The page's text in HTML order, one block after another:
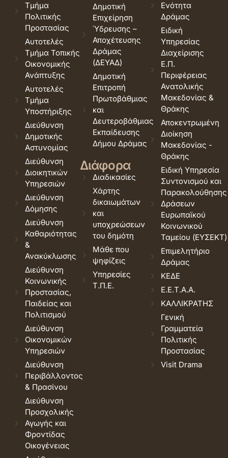
Τμήμα
Πολιτικής
Προστασίας
Αυτοτελές
Τμήμα Τοπικής
Οικονομικής
Ανάπτυξης
Αυτοτελές
Τμήμα
Υποστήριξης
Διεύθυνση
Δημοτικής
Αστυνομίας
Διεύθυνση
Διοικητικών
Υπηρεσιών
Διεύθυνση
Δόμησης
Διεύθυνση
Καθαριότητας
&
Ανακύκλωσης
Διεύθυνση
Κοινωνικής
Προστασίας,
Παιδείας και
Πολιτισμού
Διεύθυνση
Οικονομικών
Υπηρεσιών
Διεύθυνση
Περιβάλλοντος
& Πρασίνου
Διεύθυνση
Προσχολικής
Αγωγής και
Φροντίδας
Οικογένειας
Δημοτική
Επιχείρηση
Ύδρευσης –
Αποχέτευσης
Δράμας
(ΔΕΥΑΔ)
Δημοτική
Επιτροπή
Πρωτοβάθμιας
και
Δευτεροβάθμιας
Εκπαίδευσης
Δήμου Δράμας
Διάφορα
Διαδικασίες
Χάρτης
δικαιωμάτων
και
υποχρεώσεων
του δημότη
Μάθε που
ψηφίζεις
Υπηρεσίες
Τ.Π.Ε.
Ενότητα
Δράμας
Ειδική
Υπηρεσίας
Διαχείρισης
Ε.Π.
Περιφέρειας
Ανατολικής
Μακεδονίας &
Θράκης
Αποκεντρωμένη
Διοίκηση
Μακεδονίας -
Θράκης
Ειδική Υπηρεσία
Συντονισμού και
Παρακολούθησης
Δράσεων
Ευρωπαϊκού
Κοινωνικού
Ταμείου (ΕΥΣΕΚΤ)
Επιμελητήριο
Δράμας
ΚΕΔΕ
Ε.Ε.Τ.Α.Α.
ΚΑΛΛΙΚΡΑΤΗΣ
Γενική
Γραμματεία
Πολιτικής
Προστασίας
Visit Drama